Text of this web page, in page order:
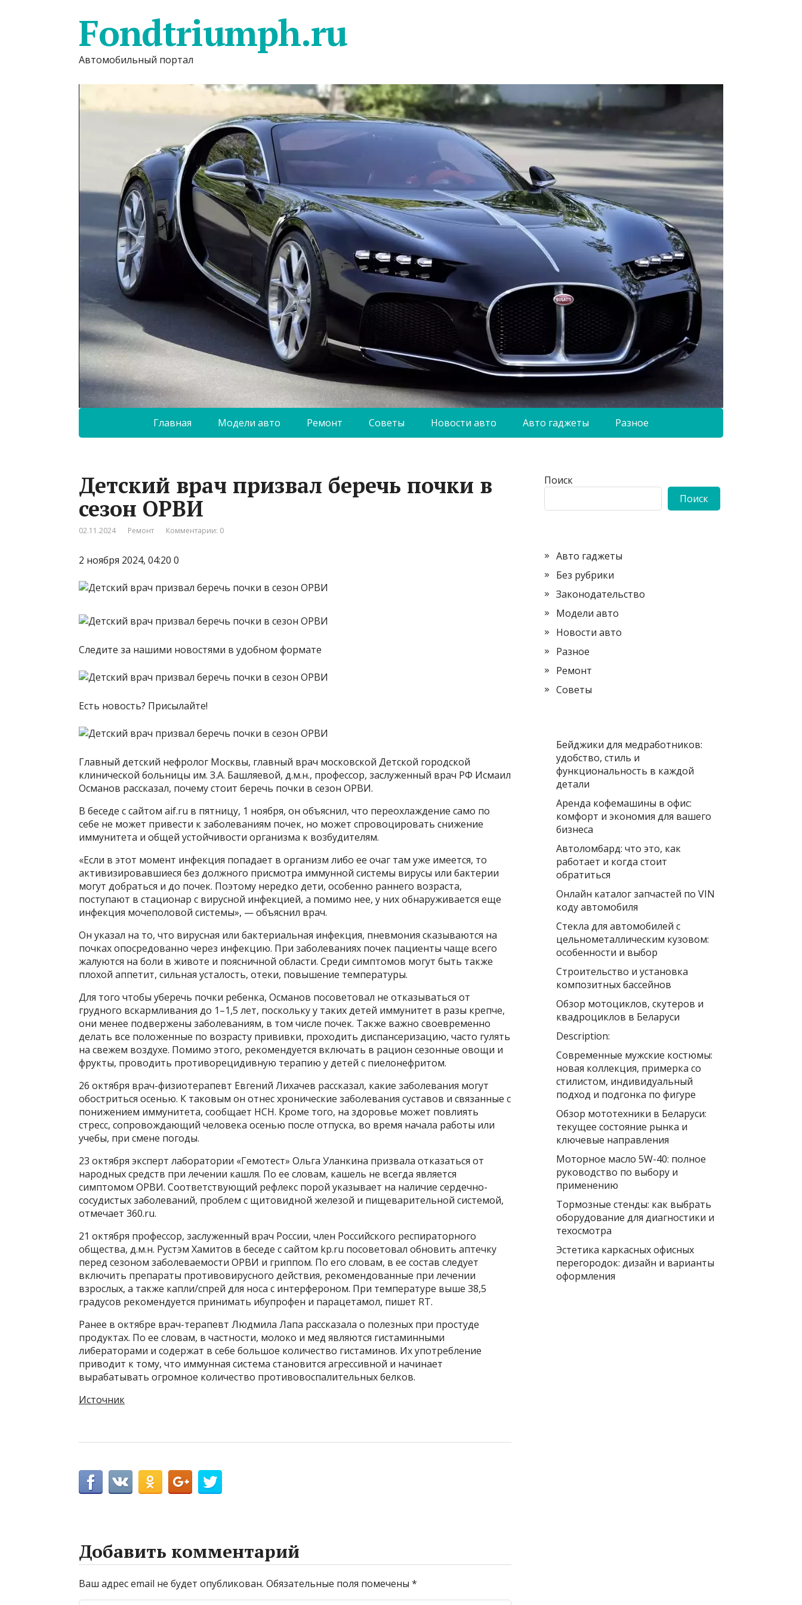
Fondtriumph.ru
Автомобильный портал
Главная Модели авто Ремонт Советы Новости авто Авто гаджеты Разное
Детский врач призвал беречь почки в
сезон ОРВИ
02.11.2024 Ремонт Комментарии: 0
2 ноября 2024, 04:20 0
Следите за нашими новостями в удобном формате
Есть новость? Присылайте!
Главный детский нефролог Москвы, главный врач московской Детской городской
клинической больницы им. З.А. Башляевой, д.м.н., профессор, заслуженный врач РФ Исмаил
Османов рассказал, почему стоит беречь почки в сезон ОРВИ.
В беседе с сайтом aif.ru в пятницу, 1 ноября, он объяснил, что переохлаждение само по
себе не может привести к заболеваниям почек, но может спровоцировать снижение
иммунитета и общей устойчивости организма к возбудителям.
«Если в этот момент инфекция попадает в организм либо ее очаг там уже имеется, то
активизировавшиеся без должного присмотра иммунной системы вирусы или бактерии
могут добраться и до почек. Поэтому нередко дети, особенно раннего возраста,
поступают в стационар с вирусной инфекцией, а помимо нее, у них обнаруживается еще
инфекция мочеполовой системы», — объяснил врач.
Он указал на то, что вирусная или бактериальная инфекция, пневмония сказываются на
почках опосредованно через инфекцию. При заболеваниях почек пациенты чаще всего
жалуются на боли в животе и поясничной области. Среди симптомов могут быть также
плохой аппетит, сильная усталость, отеки, повышение температуры.
Для того чтобы уберечь почки ребенка, Османов посоветовал не отказываться от
грудного вскармливания до 1–1,5 лет, поскольку у таких детей иммунитет в разы крепче,
они менее подвержены заболеваниям, в том числе почек. Также важно своевременно
делать все положенные по возрасту прививки, проходить диспансеризацию, часто гулять
на свежем воздухе. Помимо этого, рекомендуется включать в рацион сезонные овощи и
фрукты, проводить противорецидивную терапию у детей с пиелонефритом.
26 октября врач-физиотерапевт Евгений Лихачев рассказал, какие заболевания могут
обостриться осенью. К таковым он отнес хронические заболевания суставов и связанные с
понижением иммунитета, сообщает НСН. Кроме того, на здоровье может повлиять
стресс, сопровождающий человека осенью после отпуска, во время начала работы или
учебы, при смене погоды.
23 октября эксперт лаборатории «Гемотест» Ольга Уланкина призвала отказаться от
народных средств при лечении кашля. По ее словам, кашель не всегда является
симптомом ОРВИ. Соответствующий рефлекс порой указывает на наличие сердечно-
сосудистых заболеваний, проблем с щитовидной железой и пищеварительной системой,
отмечает 360.ru.
21 октября профессор, заслуженный врач России, член Российского респираторного
общества, д.м.н. Рустэм Хамитов в беседе с сайтом kp.ru посоветовал обновить аптечку
перед сезоном заболеваемости ОРВИ и гриппом. По его словам, в ее состав следует
включить препараты противовирусного действия, рекомендованные при лечении
взрослых, а также капли/спрей для носа с интерфероном. При температуре выше 38,5
градусов рекомендуется принимать ибупрофен и парацетамол, пишет RT.
Ранее в октябре врач-терапевт Людмила Лапа рассказала о полезных при простуде
продуктах. По ее словам, в частности, молоко и мед являются гистаминными
либераторами и содержат в себе большое количество гистаминов. Их употребление
приводит к тому, что иммунная система становится агрессивной и начинает
вырабатывать огромное количество противовоспалительных белков.
Источник
Добавить комментарий
Ваш адрес email не будет опубликован. Обязательные поля помечены *
Поиск
Поиск
Авто гаджеты
Без рубрики
Законодательство
Модели авто
Новости авто
Разное
Ремонт
Советы
Бейджики для медработников:
удобство, стиль и
функциональность в каждой
детали
Аренда кофемашины в офис:
комфорт и экономия для вашего
бизнеса
Автоломбард: что это, как
работает и когда стоит
обратиться
Онлайн каталог запчастей по VIN
коду автомобиля
Стекла для автомобилей с
цельнометаллическим кузовом:
особенности и выбор
Строительство и установка
композитных бассейнов
Обзор мотоциклов, скутеров и
квадроциклов в Беларуси
Description:
Современные мужские костюмы:
новая коллекция, примерка со
стилистом, индивидуальный
подход и подгонка по фигуре
Обзор мототехники в Беларуси:
текущее состояние рынка и
ключевые направления
Моторное масло 5W-40: полное
руководство по выбору и
применению
Тормозные стенды: как выбрать
оборудование для диагностики и
техосмотра
Эстетика каркасных офисных
перегородок: дизайн и варианты
оформления